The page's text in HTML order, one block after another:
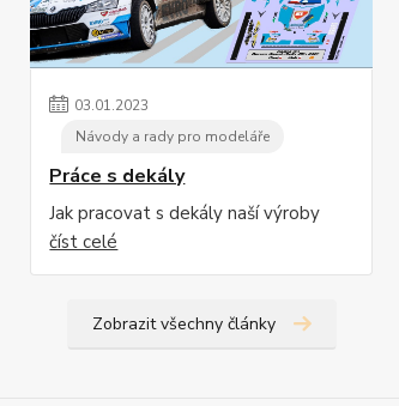
03.01.2023
Návody a rady pro modeláře
Práce s dekály
Jak pracovat s dekály naší výroby
číst celé
Zobrazit všechny články